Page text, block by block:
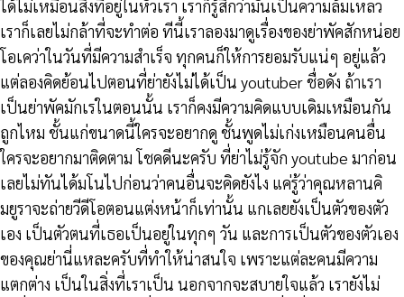
ได้ไม่เหมือนสิ่งที่อยู่ในหัวเรา เราก็รู้สึกว่ามันเป็นความล้มเหลว
เราก็เลยไม่กล้าที่จะทำต่อ ทีนี้เราลองมาดูเรื่องของย่าพัคสักหน่อย
โอเคว่าในวันที่มีความสำเร็จ ทุกคนก็ให้การยอมรับแน่ๆ อยู่แล้ว
แต่ลองคิดย้อนไปตอนที่ย่ายังไม่ได้เป็น youtuber ชื่อดัง ถ้าเรา
เป็นย่าพัคมักเรในตอนนั้น เราก็คงมีความคิดแบบเดิมเหมือนกัน
ถูกไหม ชั้นแก่ขนาดนี้ใครจะอยากดู ชั้นพูดไม่เก่งเหมือนคนอื่น
ใครจะอยากมาติดตาม โชคดีนะครับ ที่ย่าไม่รู้จัก youtube มาก่อน
เลยไม่ทันได้มโนไปก่อนว่าคนอื่นจะคิดยังไง แค่รู้ว่าคุณหลานคิ
มยูราจะถ่ายวีดีโอตอนแต่งหน้าก็เท่านั้น แกเลยยังเป็นตัวของตัว
เอง เป็นตัวตนที่เธอเป็นอยู่ในทุกๆ วัน และการเป็นตัวของตัวเอง
ของคุณย่านี่แหละครับที่ทำให้น่าสนใจ เพราะแต่ละคนมีความ
แตกต่าง เป็นในสิ่งที่เราเป็น นอกจากจะสบายใจแล้ว เรายังไม่